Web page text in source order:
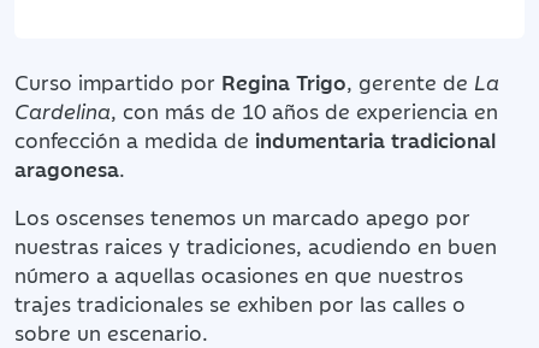
Curso impartido por Regina Trigo, gerente de La
Cardelina, con más de 10 años de experiencia en
confección a medida de indumentaria tradicional
aragonesa.
Los oscenses tenemos un marcado apego por
nuestras raices y tradiciones, acudiendo en buen
número a aquellas ocasiones en que nuestros
trajes tradicionales se exhiben por las calles o
sobre un escenario.